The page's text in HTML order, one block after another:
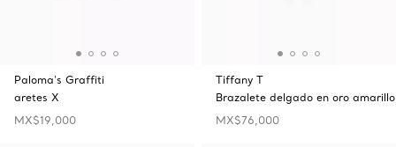
Paloma's Graffiti
aretes X
MX$19,000
Tiffany T
Brazalete delgado en oro amarillo
MX$76,000